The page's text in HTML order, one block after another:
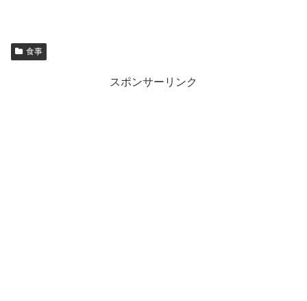
食事
スポンサーリンク